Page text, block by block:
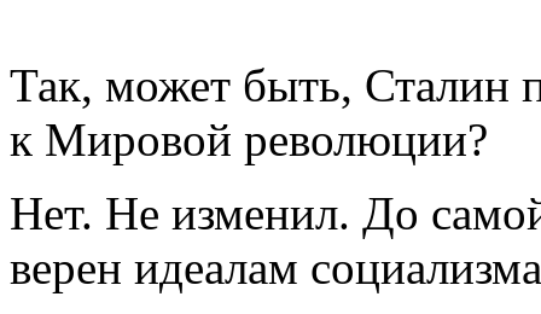
Так, может быть, Сталин
к Мировой революции?
Нет. Не изменил. До
верен идеалам